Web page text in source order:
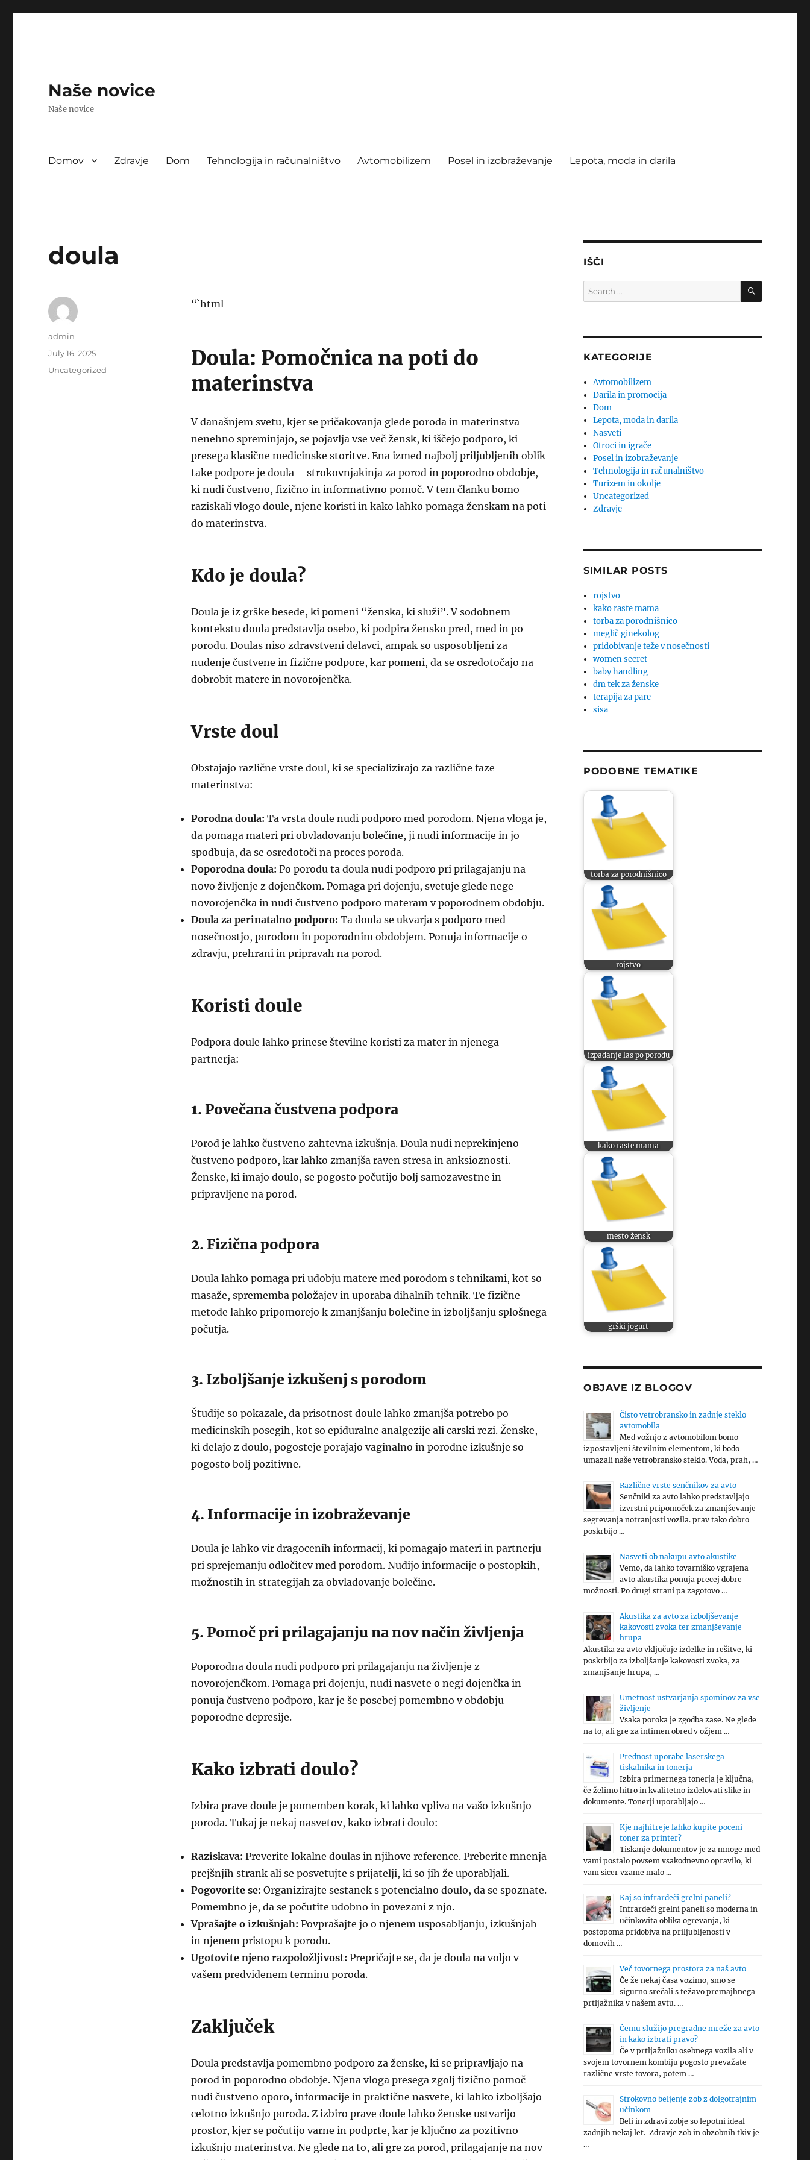
Naše novice
Naše novice
Domov Zdravje Dom Tehnologija in računalništvo Avtomobilizem Posel in izobraževanje Lepota, moda in darila
doula
“`html
Doula: Pomočnica na poti do
materinstva
V današnjem svetu, kjer se pričakovanja glede poroda in materinstva
nenehno spreminjajo, se pojavlja vse več žensk, ki iščejo podporo, ki
presega klasične medicinske storitve. Ena izmed najbolj priljubljenih oblik
take podpore je doula – strokovnjakinja za porod in poporodno obdobje,
ki nudi čustveno, fizično in informativno pomoč. V tem članku bomo
raziskali vlogo doule, njene koristi in kako lahko pomaga ženskam na poti
do materinstva.
Kdo je doula?
Doula je iz grške besede, ki pomeni “ženska, ki služi”. V sodobnem
kontekstu doula predstavlja osebo, ki podpira žensko pred, med in po
porodu. Doulas niso zdravstveni delavci, ampak so usposobljeni za
nudenje čustvene in fizične podpore, kar pomeni, da se osredotočajo na
dobrobit matere in novorojenčka.
Vrste doul
Obstajajo različne vrste doul, ki se specializirajo za različne faze
materinstva:
Porodna doula: Ta vrsta doule nudi podporo med porodom. Njena vloga je,
da pomaga materi pri obvladovanju bolečine, ji nudi informacije in jo
spodbuja, da se osredotoči na proces poroda.
Poporodna doula: Po porodu ta doula nudi podporo pri prilagajanju na
novo življenje z dojenčkom. Pomaga pri dojenju, svetuje glede nege
novorojenčka in nudi čustveno podporo materam v poporodnem obdobju.
Doula za perinatalno podporo: Ta doula se ukvarja s podporo med
nosečnostjo, porodom in poporodnim obdobjem. Ponuja informacije o
zdravju, prehrani in pripravah na porod.
Koristi doule
Podpora doule lahko prinese številne koristi za mater in njenega
partnerja:
1. Povečana čustvena podpora
Porod je lahko čustveno zahtevna izkušnja. Doula nudi neprekinjeno
čustveno podporo, kar lahko zmanjša raven stresa in anksioznosti.
Ženske, ki imajo doulo, se pogosto počutijo bolj samozavestne in
pripravljene na porod.
2. Fizična podpora
Doula lahko pomaga pri udobju matere med porodom s tehnikami, kot so
masaže, sprememba položajev in uporaba dihalnih tehnik. Te fizične
metode lahko pripomorejo k zmanjšanju bolečine in izboljšanju splošnega
počutja.
3. Izboljšanje izkušenj s porodom
Študije so pokazale, da prisotnost doule lahko zmanjša potrebo po
medicinskih posegih, kot so epiduralne analgezije ali carski rezi. Ženske,
ki delajo z doulo, pogosteje porajajo vaginalno in porodne izkušnje so
pogosto bolj pozitivne.
4. Informacije in izobraževanje
Doula je lahko vir dragocenih informacij, ki pomagajo materi in partnerju
pri sprejemanju odločitev med porodom. Nudijo informacije o postopkih,
možnostih in strategijah za obvladovanje bolečine.
5. Pomoč pri prilagajanju na nov način življenja
Poporodna doula nudi podporo pri prilagajanju na življenje z
novorojenčkom. Pomaga pri dojenju, nudi nasvete o negi dojenčka in
ponuja čustveno podporo, kar je še posebej pomembno v obdobju
poporodne depresije.
Kako izbrati doulo?
Izbira prave doule je pomemben korak, ki lahko vpliva na vašo izkušnjo
poroda. Tukaj je nekaj nasvetov, kako izbrati doulo:
Raziskava: Preverite lokalne doulas in njihove reference. Preberite mnenja
prejšnjih strank ali se posvetujte s prijatelji, ki so jih že uporabljali.
Pogovorite se: Organizirajte sestanek s potencialno doulo, da se spoznate.
Pomembno je, da se počutite udobno in povezani z njo.
Vprašajte o izkušnjah: Povprašajte jo o njenem usposabljanju, izkušnjah
in njenem pristopu k porodu.
Ugotovite njeno razpoložljivost: Prepričajte se, da je doula na voljo v
vašem predvidenem terminu poroda.
Zaključek
Doula predstavlja pomembno podporo za ženske, ki se pripravljajo na
porod in poporodno obdobje. Njena vloga presega zgolj fizično pomoč –
nudi čustveno oporo, informacije in praktične nasvete, ki lahko izboljšajo
celotno izkušnjo poroda. Z izbiro prave doule lahko ženske ustvarijo
prostor, kjer se počutijo varne in podprte, kar je ključno za pozitivno
izkušnjo materinstva. Ne glede na to, ali gre za porod, prilagajanje na nov
Author
admin
Posted
July 16, 2025
Categories
Uncategorized
IŠČI
Search
for:
SEARCH
KATEGORIJE
Avtomobilizem
Darila in promocija
Dom
Lepota, moda in darila
Nasveti
Otroci in igrače
Posel in izobraževanje
Tehnologija in računalništvo
Turizem in okolje
Uncategorized
Zdravje
SIMILAR POSTS
rojstvo
kako raste mama
torba za porodnišnico
meglič ginekolog
pridobivanje teže v nosečnosti
women secret
baby handling
dm tek za ženske
terapija za pare
sisa
PODOBNE TEMATIKE
torba za porodnišnico
rojstvo
izpadanje las po porodu
kako raste mama
mesto žensk
grški jogurt
OBJAVE IZ BLOGOV
Čisto vetrobransko in zadnje steklo
avtomobila
Med vožnjo z avtomobilom bomo
izpostavljeni številnim elementom, ki bodo
umazali naše vetrobransko steklo. Voda, prah, …
Različne vrste senčnikov za avto
Senčniki za avto lahko predstavljajo
izvrstni pripomoček za zmanjševanje
segrevanja notranjosti vozila. prav tako dobro
poskrbijo …
Nasveti ob nakupu avto akustike
Vemo, da lahko tovarniško vgrajena
avto akustika ponuja precej dobre
možnosti. Po drugi strani pa zagotovo …
Akustika za avto za izboljševanje
kakovosti zvoka ter zmanjševanje
hrupa
Akustika za avto vključuje izdelke in rešitve, ki
poskrbijo za izboljšanje kakovosti zvoka, za
zmanjšanje hrupa, …
Umetnost ustvarjanja spominov za vse
življenje
Vsaka poroka je zgodba zase. Ne glede
na to, ali gre za intimen obred v ožjem …
Prednost uporabe laserskega
tiskalnika in tonerja
Izbira primernega tonerja je ključna,
če želimo hitro in kvalitetno izdelovati slike in
dokumente. Tonerji uporabljajo …
Kje najhitreje lahko kupite poceni
toner za printer?
Tiskanje dokumentov je za mnoge med
vami postalo povsem vsakodnevno opravilo, ki
vam sicer vzame malo …
Kaj so infrardeči grelni paneli?
Infrardeči grelni paneli so moderna in
učinkovita oblika ogrevanja, ki
postopoma pridobiva na priljubljenosti v
domovih …
Več tovornega prostora za naš avto
Če že nekaj časa vozimo, smo se
sigurno srečali s težavo premajhnega
prtljažnika v našem avtu. …
Čemu služijo pregradne mreže za avto
in kako izbrati pravo?
Če v prtljažniku osebnega vozila ali v
svojem tovornem kombiju pogosto prevažate
različne vrste tovora, potem …
Strokovno beljenje zob z dolgotrajnim
učinkom
Beli in zdravi zobje so lepotni ideal
zadnjih nekaj let. Zdravje zob in obzobnih tkiv je
…